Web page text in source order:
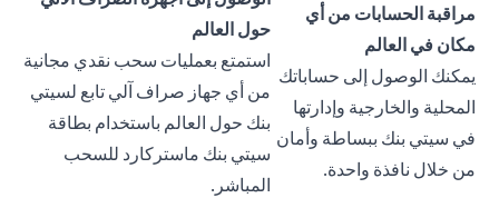
مراقبة الحسابات من أي
مكان في العالم
يمكنك الوصول إلى حساباتك
المحلية والخارجية وإدارتها
في سيتي بنك ببساطة وأمان
من خلال نافذة واحدة.
حول العالم
استمتع بعمليات سحب نقدي مجانية
من أي جهاز صراف آلي تابع لسيتي
بنك حول العالم باستخدام بطاقة
سيتي بنك ماستركارد للسحب
المباشر.